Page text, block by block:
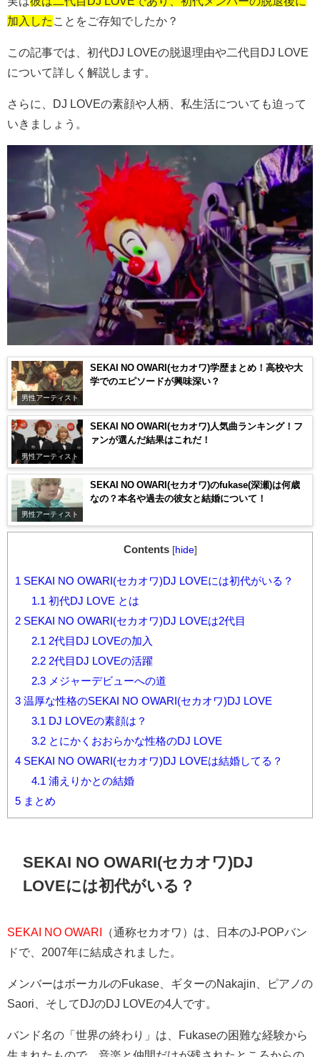
加入した ことをご存知でしたか？
この記事では、初代DJ LOVEの脱退理由や二代目DJ LOVE
について詳しく解説します。
さらに、DJ LOVEの素顔や人柄、私生活についても迫って
いきましょう。
男性アーティスト
SEKAI NO OWARI(セカオワ)学歴まとめ！高校や大
学でのエピソードが興味深い？
男性アーティスト
SEKAI NO OWARI(セカオワ)人気曲ランキング！フ
ァンが選んだ結果はこれだ！
男性アーティスト
SEKAI NO OWARI(セカオワ)のfukase(深瀬)は何歳
なの？本名や過去の彼女と結婚について！
Contents [hide]
1 SEKAI NO OWARI(セカオワ)DJ LOVEには初代がいる？
1.1 初代DJ LOVE とは
2 SEKAI NO OWARI(セカオワ)DJ LOVEは2代目
2.1 2代目DJ LOVEの加入
2.22代目DJ LOVEの活躍
2.3メジャーデビューへの道
3 温厚な性格のSEKAI NO OWARI(セカオワ)DJ LOVE
3.1 DJ LOVEの素顔は？
3.2とにかくおおらかな性格のDJ LOVE
4 SEKAI NO OWARI(セカオワ)DJ LOVEは結婚してる？
4.1 浦えりかとの結婚
5 まとめ
SEKAI NO OWARI(セカオワ)DJ
LOVEには初代がいる？
SEKAI NO OWARI
（通称セカオワ）は、日本のJ-POPバン
ドで、2007年に結成されました。
メンバーはボーカルのFukase、ギターのNakajin、ピアノの
Saori、そしてDJのDJ LOVEの4人です。
バンド名の「世界の終わり」は、Fukaseの困難な経験から
生まれたもので、音楽と仲間だけが残されたところからの